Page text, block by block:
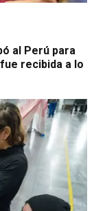
al Perú para
recibida a lo